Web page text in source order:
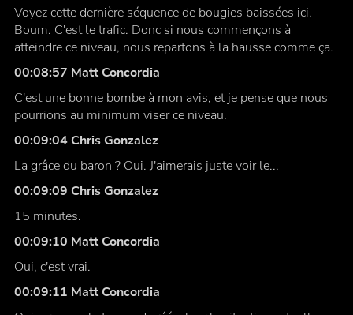
Voyez cette dernière séquence de bougies baissées ici.
Boum. C'est le trafic. Donc si nous commençons à
atteindre ce niveau, nous repartons à la hausse comme ça.
00:08:57 Matt Concordia
C'est une bonne bombe à mon avis, et je pense que nous
pourrions au minimum viser ce niveau.
00:09:04 Chris Gonzalez
La grâce du baron ? Oui. J'aimerais juste voir le...
00:09:09 Chris Gonzalez
15 minutes.
00:09:10 Matt Concordia
Oui, c'est vrai.
00:09:11 Matt Concordia